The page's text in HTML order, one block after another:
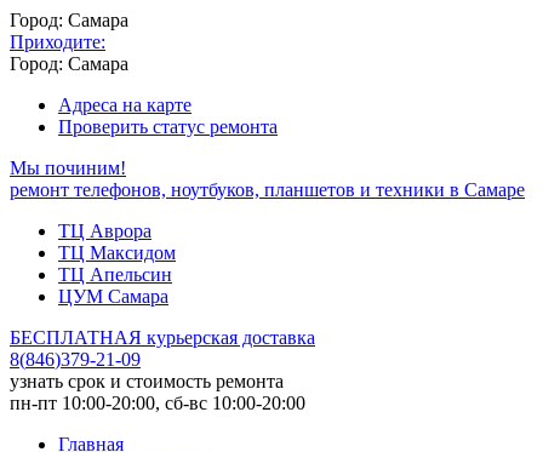
Город: Самара
Приходите:
Город: Самара
Адреса на карте
Проверить статус ремонта
Мы починим!
ремонт телефонов, ноутбуков, планшетов и техники в Самаре
ТЦ Аврора
ТЦ Максидом
ТЦ Апельсин
ЦУМ Самара
БЕСПЛАТНАЯ курьерская доставка
8(846)379-21-09
узнать срок и стоимость ремонта
пн-пт 10:00-20:00, сб-вс 10:00-20:00
Главная